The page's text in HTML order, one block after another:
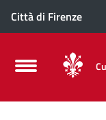
Città di Firenze